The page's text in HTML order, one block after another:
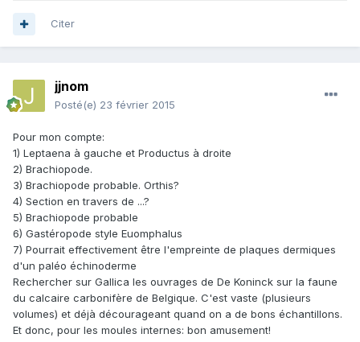
Citer
jjnom
Posté(e) 23 février 2015
Pour mon compte:
1) Leptaena à gauche et Productus à droite
2) Brachiopode.
3) Brachiopode probable. Orthis?
4) Section en travers de ...?
5) Brachiopode probable
6) Gastéropode style Euomphalus
7) Pourrait effectivement être l'empreinte de plaques dermiques
d'un paléo échinoderme
Rechercher sur Gallica les ouvrages de De Koninck sur la faune
du calcaire carbonifère de Belgique. C'est vaste (plusieurs
volumes) et déjà décourageant quand on a de bons échantillons.
Et donc, pour les moules internes: bon amusement!